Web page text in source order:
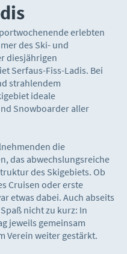
erlebten
des Ski- und
diesjährigen
Serfaus-Fiss-Ladis. Bei
strahlendem
ideale
Snowboarder aller
die
das abwechslungsreiche
des Skigebiets. Ob
Cruisen oder erste
etwas dabei. Auch abseits
nicht zu kurz: In
jeweils gemeinsam
Verein weiter gestärkt.